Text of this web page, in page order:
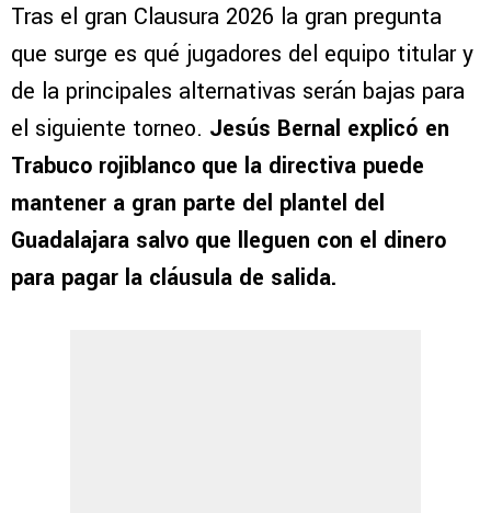
Tras el gran Clausura 2026 la gran pregunta
que surge es qué jugadores del equipo titular y
de la principales alternativas serán bajas para
el siguiente torneo. Jesús Bernal explicó en
Trabuco rojiblanco que la directiva puede
mantener a gran parte del plantel del
Guadalajara salvo que lleguen con el dinero
para pagar la cláusula de salida.